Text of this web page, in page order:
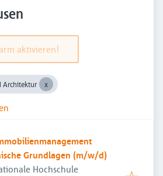
aktivieren!
Architektur
Grundlagen (m/w/d)
Hochschule